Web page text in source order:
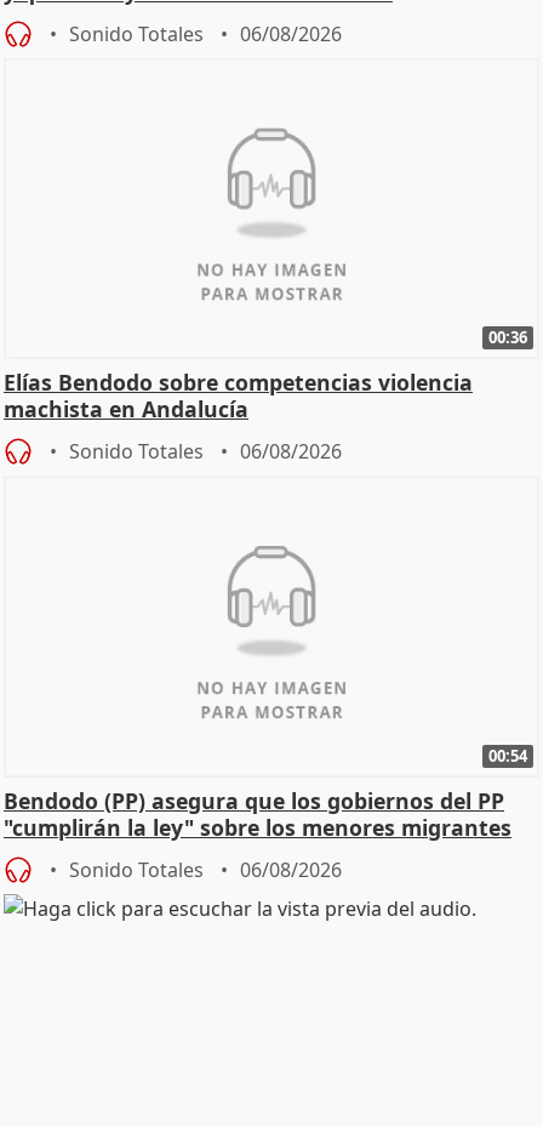
Sonido Totales 06/08/2026
00:36
Elías Bendodo sobre competencias violencia
machista en Andalucía
Sonido Totales 06/08/2026
00:54
Bendodo (PP) asegura que los gobiernos del PP
"cumplirán la ley" sobre los menores migrantes
Sonido Totales 06/08/2026